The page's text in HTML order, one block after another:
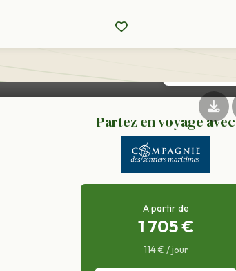
Partez en voyage avec
A partir de
1 705 €
114 € / jour